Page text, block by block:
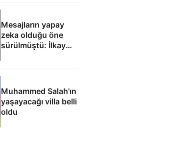
Mesajların yapay
zeka olduğu öne
sürülmüştü: İlkay
Muhammed Salah'ın
yaşayacağı villa belli
oldu